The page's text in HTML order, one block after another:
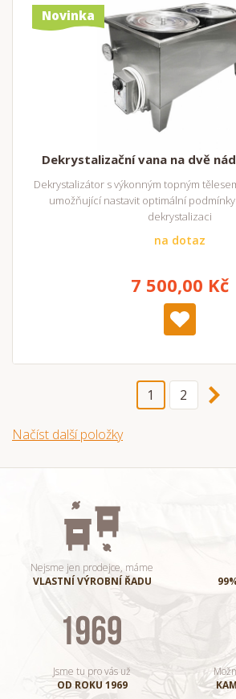
Novinka
Dekrystalizační vana na dvě
Dekrystalizátor s výkonným topným
umožňující nastavit optimální
dekrystalizaci
na dotaz
7 500,00 Kč
1 2
Načíst další položky
Nejsme jen prodejce, máme
VLASTNÍ VÝROBNÍ ŘADU
Jsme tu pro vás už
OD ROKU 1969